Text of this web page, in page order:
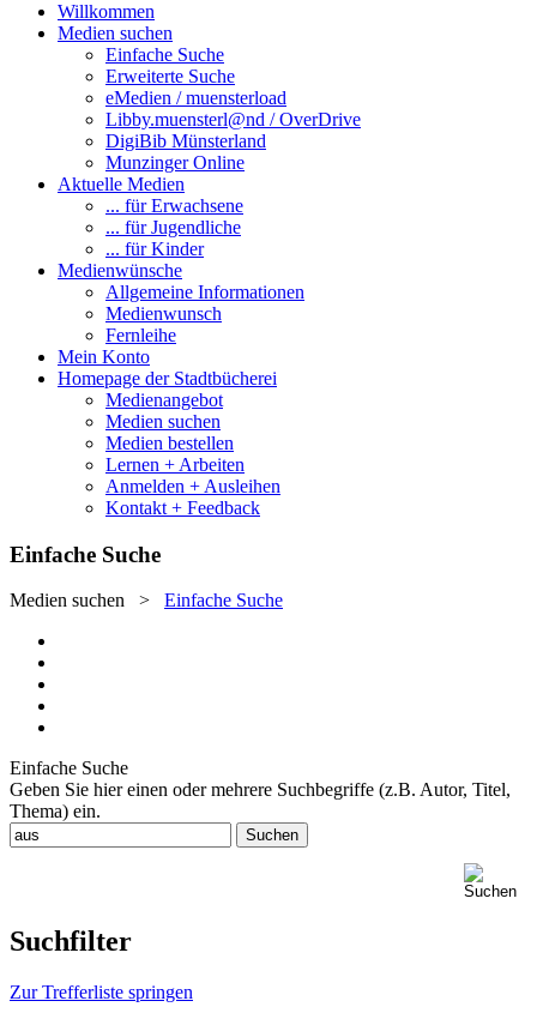
Willkommen
Medien suchen
Einfache Suche
Erweiterte Suche
eMedien / muensterload
Libby.muensterl@nd / OverDrive
DigiBib Münsterland
Munzinger Online
Aktuelle Medien
... für Erwachsene
... für Jugendliche
... für Kinder
Medienwünsche
Allgemeine Informationen
Medienwunsch
Fernleihe
Mein Konto
Homepage der Stadtbücherei
Medienangebot
Medien suchen
Medien bestellen
Lernen + Arbeiten
Anmelden + Ausleihen
Kontakt + Feedback
Einfache Suche
Medien suchen > Einfache Suche
Einfache Suche
Geben Sie hier einen oder mehrere Suchbegriffe (z.B. Autor, Titel,
Thema) ein.
Suchfilter
Zur Trefferliste springen